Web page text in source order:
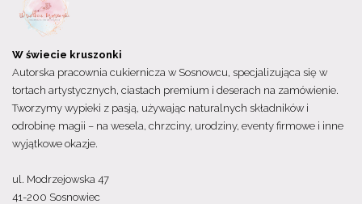
W świecie kruszonki
Autorska pracownia cukiernicza w Sosnowcu, specjalizująca się w
tortach artystycznych, ciastach premium i deserach na zamówienie.
Tworzymy wypieki z pasją, używając naturalnych składników i
odrobinę magii – na wesela, chrzciny, urodziny, eventy firmowe i inne
wyjątkowe okazje.
ul. Modrzejowska 47
41-200 Sosnowiec